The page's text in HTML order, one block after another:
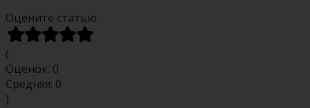
Оцените статью
(
Оценок: 0
Средняя: 0
)